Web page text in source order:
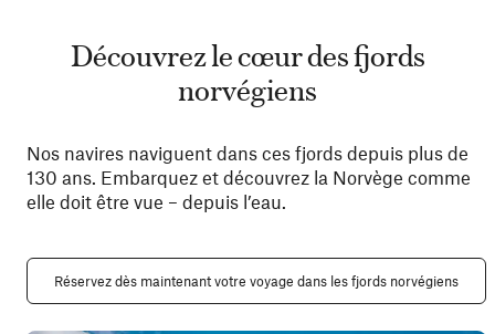
Découvrez le cœur des fjords
norvégiens
Nos navires naviguent dans ces fjords depuis plus de
130 ans. Embarquez et découvrez la Norvège comme
elle doit être vue – depuis l’eau.
Réservez dès maintenant votre voyage dans les fjords norvégiens